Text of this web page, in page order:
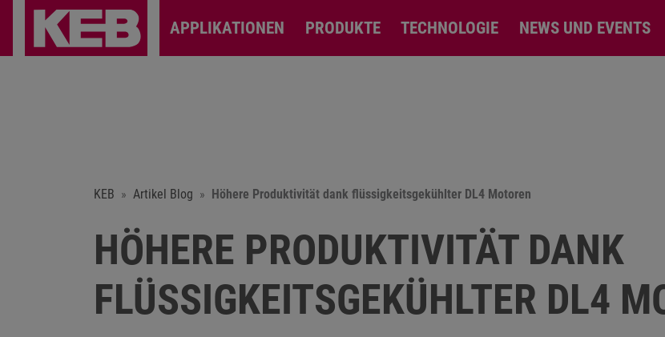
APPLIKATIONEN PRODUKTE TECHNOLOGIE NEWS UND EVENTS
KEB Artikel Blog Höhere Produktivität dank flüssigkeitsgekühlter DL4 Motoren
HÖHERE PRODUKTIVITÄT DANK
FLÜSSIGKEITSGEKÜHLTER DL4